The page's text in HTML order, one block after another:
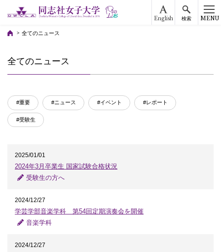
English 検索 MENU
全てのニュース
全てのニュース
#重要 #ニュース #イベント #レポート
#受験生
2025/01/01
2024年3月卒業生 国家試験合格状況
受験生の方へ
2024/12/27
学芸学部音楽学科 第54回定期演奏会を開催
音楽学科
2024/12/27